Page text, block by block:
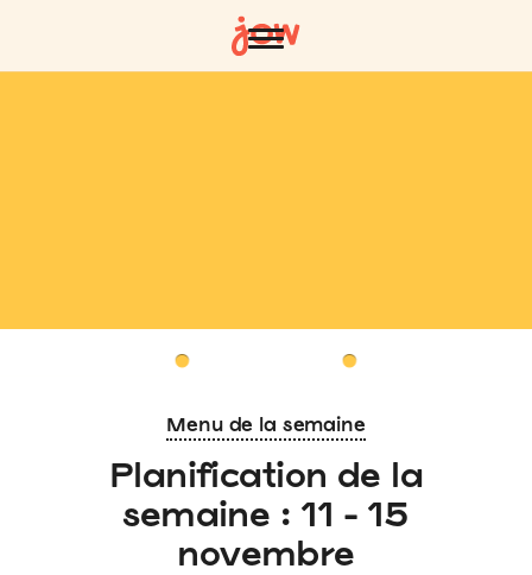
Menu de la semaine
Planification de la
semaine : 11 - 15
novembre